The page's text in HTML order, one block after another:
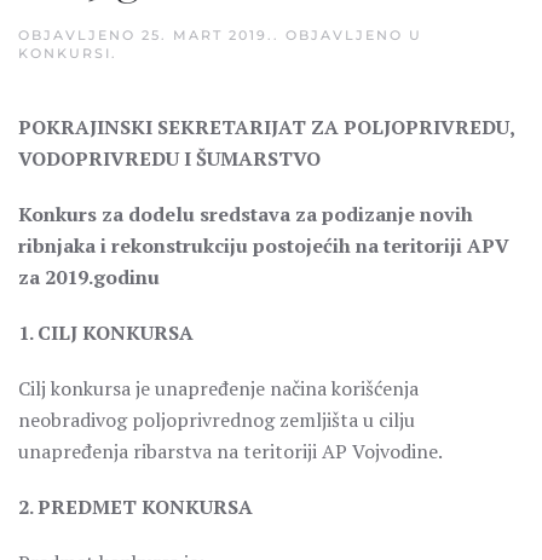
OBJAVLJENO 25. MART 2019. . OBJAVLJENO U
KONKURSI .
POKRAJINSKI SEKRETARIJAT ZA POLJOPRIVREDU,
VODOPRIVREDU I ŠUMARSTVO
Konkurs za dodelu sredstava za podizanje novih
ribnjaka i rekonstrukciju postojećih na teritoriji APV
za 2019.godinu
1. CILJ KONKURSA
Cilj konkursa je unapređenje načina korišćenja
neobradivog poljoprivrednog zemljišta u cilju
unapređenja ribarstva na teritoriji AP Vojvodine.
2. PREDMET KONKURSA